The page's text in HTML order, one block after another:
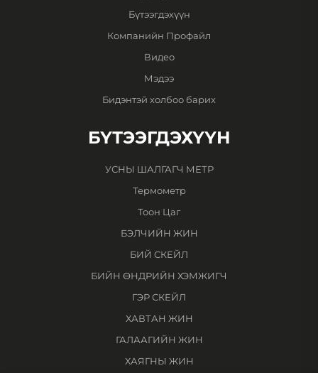
Бүтээгдэхүүн
Компанийн Профайл
Видео
Мэдээ
Бидэнтэй холбоо барих
БҮТЭЭГДЭХҮҮН
УСНЫ ШАЛГАГЧ МЕТР
Термометр
Тоон Цаг
БЭЛЧИЙН ЖИН
БИЙ СКЕЙЛ
БИЙН ӨНДРИЙН ХЭМЖИГЧ
ГЭР СКЕЙЛ
ХАВТАН ЖИН
ГАЛААГИЙН ЖИН
ХАЯГНЫ ЖИН